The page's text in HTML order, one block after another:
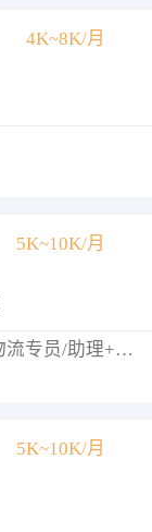
4K~8K/月
5K~10K/月
设备管理维护+技术工程师+物流专员/助理+调度员+仓库管理员
5K~10K/月